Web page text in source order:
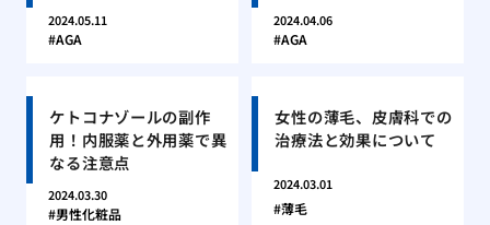
2024.05.11
AGA
2024.04.06
AGA
ケトコナゾールの副作
用！内服薬と外用薬で異
なる注意点
2024.03.30
男性化粧品
女性の薄毛、皮膚科での
治療法と効果について
2024.03.01
薄毛